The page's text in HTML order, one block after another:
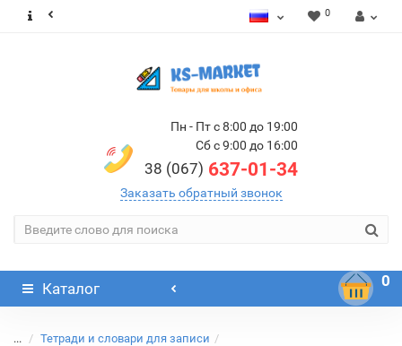
0
Пн - Пт с 8:00 до 19:00
Сб с 9:00 до 16:00
38 (067) 637-01-34
Заказать обратный звонок
Каталог 0
... Тетради и словари для записи